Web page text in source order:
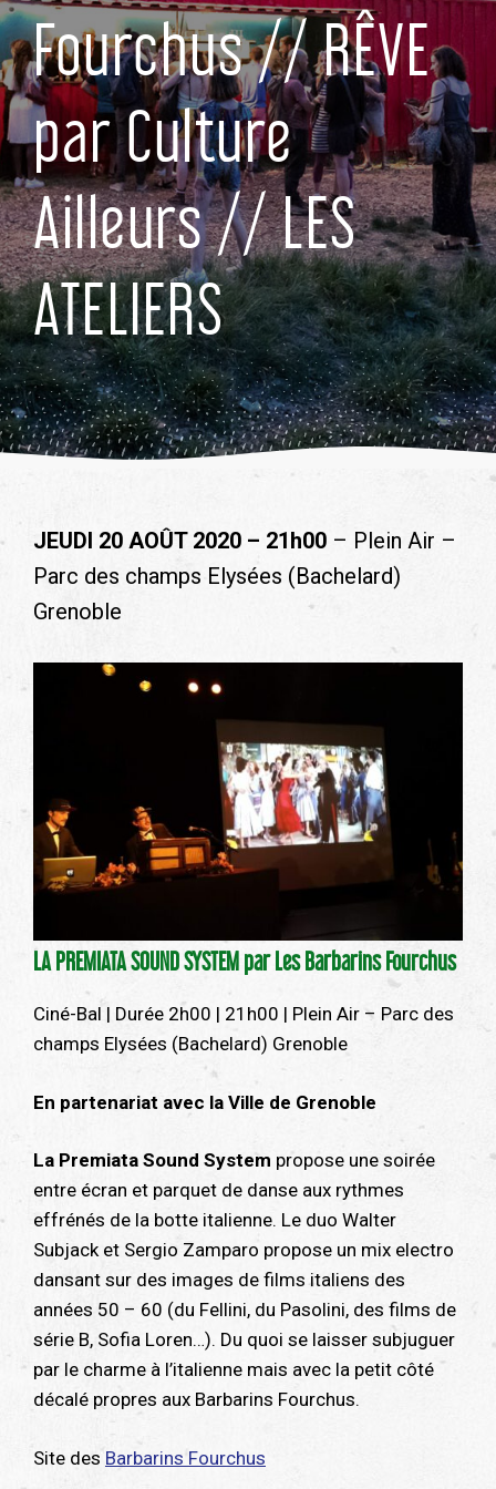
Fourchus // RÊVE
par Culture
Ailleurs // LES
ATELIERS
JEUDI 20 AOÛT 2020 – 21h00 – Plein Air –
Parc des champs Elysées (Bachelard)
Grenoble
LA PREMIATA SOUND SYSTEM par Les Barbarins Fourchus
Ciné-Bal | Durée 2h00 | 21h00 | Plein Air – Parc des
champs Elysées (Bachelard) Grenoble
En partenariat avec la Ville de Grenoble
La Premiata Sound System propose une soirée
entre écran et parquet de danse aux rythmes
effrénés de la botte italienne. Le duo Walter
Subjack et Sergio Zamparo propose un mix electro
dansant sur des images de films italiens des
années 50 – 60 (du Fellini, du Pasolini, des films de
série B, Sofia Loren…). Du quoi se laisser subjuguer
par le charme à l’italienne mais avec la petit côté
décalé propres aux Barbarins Fourchus.
Site des Barbarins Fourchus